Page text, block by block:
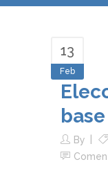
13
Feb
base
By